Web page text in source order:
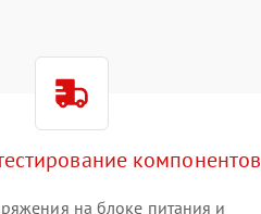
компонентов
на блоке питания и